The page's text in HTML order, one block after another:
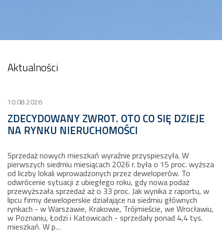
Aktualności
10.08.2026
ZDECYDOWANY ZWROT. OTO CO SIĘ DZIEJE
NA RYNKU NIERUCHOMOŚCI
Sprzedaż nowych mieszkań wyraźnie przyspieszyła. W
pierwszych siedmiu miesiącach 2026 r. była o 15 proc. wyższa
od liczby lokali wprowadzonych przez deweloperów. To
odwrócenie sytuacji z ubiegłego roku, gdy nowa podaż
przewyższała sprzedaż aż o 33 proc. Jak wynika z raportu, w
lipcu firmy deweloperskie działające na siedmiu głównych
rynkach - w Warszawie, Krakowie, Trójmieście, we Wrocławiu,
w Poznaniu, Łodzi i Katowicach - sprzedały ponad 4,4 tys.
mieszkań. W p…